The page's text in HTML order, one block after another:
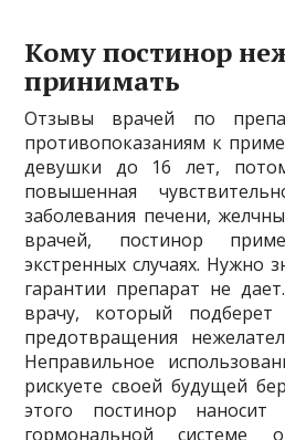
Кому постинор
принимать
Отзывы врачей по
противопоказаниям к
девушки до 16 лет,
повышенная
заболевания печени,
врачей, постинор
экстренных случаях. Нужно
гарантии препарат не
врачу, который
предотвращения
Неправильное
рискуете своей будущей
этого постинор
гормональной системе